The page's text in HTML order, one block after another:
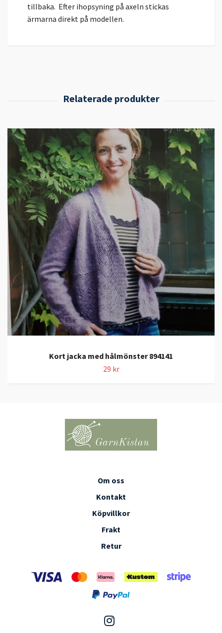
tillbaka. Efter ihopsyning på axeln stickas
ärmarna direkt på modellen.
Kort jacka med hålmönster 894141
29 kr
Om oss
Kontakt
Köpvillkor
Frakt
Retur